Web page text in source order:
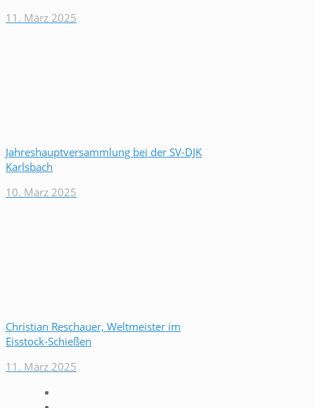
11. März 2025
Jahreshauptversammlung bei der SV-DJK
Karlsbach
10. März 2025
Christian Reschauer, Weltmeister im
Eisstock-Schießen
11. März 2025